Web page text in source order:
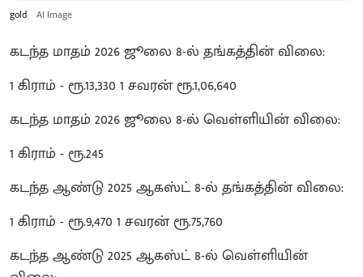
gold AI Image
கடந்த மாதம் 2026 ஜூலை 8-ல் தங்கத்தின் விலை:
1 கிராம் - ரூ.13,330 1 சவரன் ரூ.1,06,640
கடந்த மாதம் 2026 ஜூலை 8-ல் வெள்ளியின் விலை:
1 கிராம் - ரூ.245
கடந்த ஆண்டு 2025 ஆகஸ்ட் 8-ல் தங்கத்தின் விலை:
1 கிராம் - ரூ.9,470 1 சவரன் ரூ.75,760
கடந்த ஆண்டு 2025 ஆகஸ்ட் 8-ல் வெள்ளியின்